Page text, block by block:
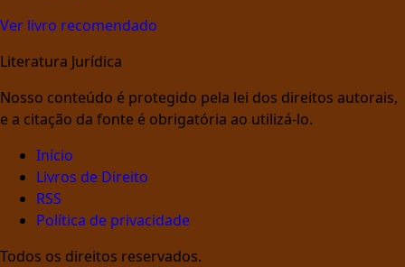
Ver livro recomendado
Literatura Jurídica
Nosso conteúdo é protegido pela lei dos direitos autorais,
e a citação da fonte é obrigatória ao utilizá-lo.
Início
Livros de Direito
RSS
Política de privacidade
Todos os direitos reservados.